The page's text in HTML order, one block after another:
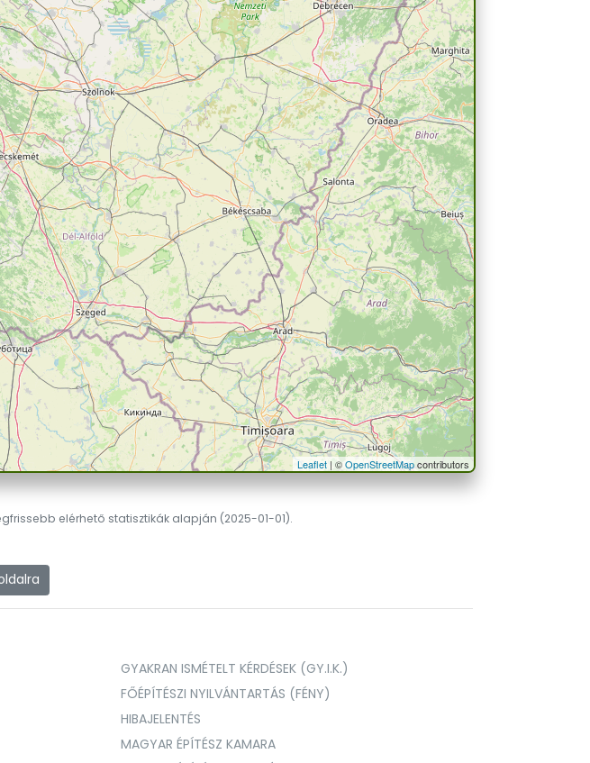
Leaflet | ©OpenStreetMapcontributors
elérhető statisztikák alapján (2025-01-01).
GYAKRAN ISMÉTELT KÉRDÉSEK (GY.I.K.)
FŐÉPÍTÉSZI NYILVÁNTARTÁS (FÉNY)
HIBAJELENTÉS
MAGYAR ÉPÍTÉSZ KAMARA